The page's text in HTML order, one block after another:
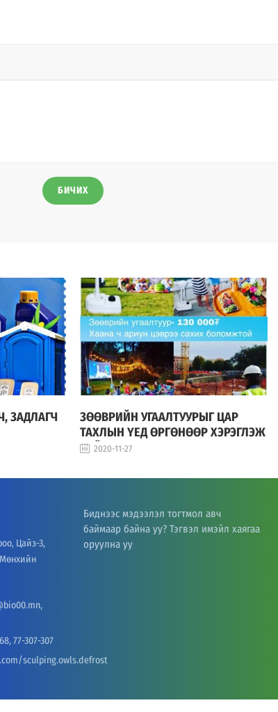
БИЧИХ
ЗАДЛАГЧ
ЗӨӨВРИЙН УГААЛТУУРЫГ ЦАР
ТАХЛЫН ҮЕД ӨРГӨНӨӨР ХЭРЭГЛЭЖ
БАЙНА
2020-11-27
Цайз-3,
77-307-307
sculping.owls.defrost
Биднээс мэдээлэл тогтмол авч
баймаар байна уу? Тэгвэл имэйл хаягаа
оруулна уу